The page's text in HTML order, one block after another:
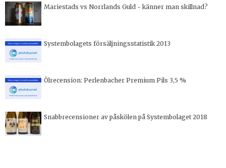
Mariestads vs Norrlands Guld - känner man skillnad?
Systembolagets försäljningsstatistik 2013
Ölrecension: Perlenbacher Premium Pils 3,5 %
Snabbrecensioner av påskölen på Systembolaget 2018